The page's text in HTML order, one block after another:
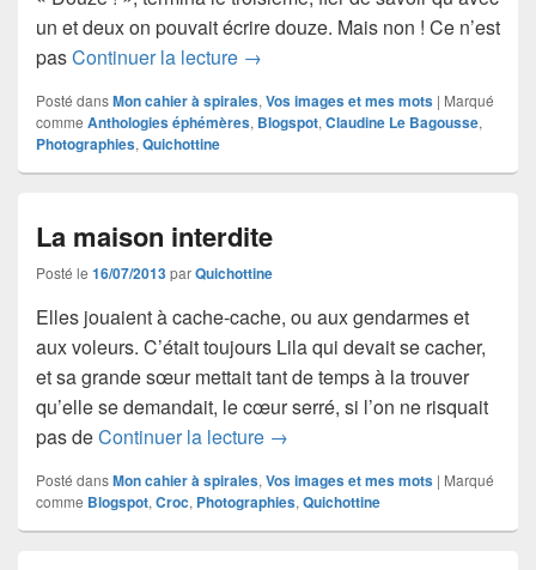
un et deux on pouvait écrire douze. Mais non ! Ce n’est
pasContinuer la lecture Leçon de calcul, avec Claudine
→
Posté dansMon cahier à spirales, Vos images et mes mots | Marqué
comme Anthologies éphémères, Blogspot, Claudine Le Bagousse,
Photographies, Quichottine
La maison interdite
Posté le 16/07/2013parQuichottine
Elles jouaient à cache-cache, ou aux gendarmes et
aux voleurs. C’était toujours Lila qui devait se cacher,
et sa grande sœur mettait tant de temps à la trouver
qu’elle se demandait, le cœur serré, si l’on ne risquait
pas deContinuer la lecture La maison interdite
→
Posté dansMon cahier à spirales, Vos images et mes mots | Marqué
comme Blogspot, Croc, Photographies, Quichottine